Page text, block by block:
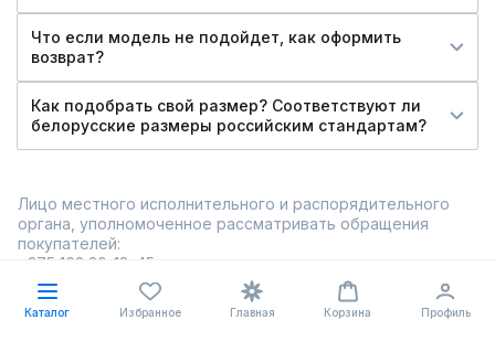
Что если модель не подойдет, как оформить
возврат?
Как подобрать свой размер? Соответствуют ли
белорусские размеры российским стандартам?
Лицо местного исполнительного и распорядительного
органа, уполномоченное рассматривать обращения
покупателей:
+375 162 30-18-45
Copyright 2012-2026 © Ramonki.by - интернет-магазин
фирменной белорусской одежды. Все права защищены.
Каталог Избранное Главная Корзина Профиль